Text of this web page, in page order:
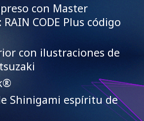
con Master
CODE Plus código
con ilustraciones de
Shinigami espíritu de